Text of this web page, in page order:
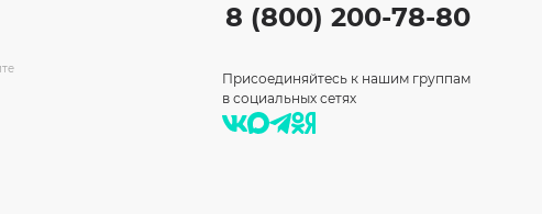
8 (800) 200-78-80
Присоединяйтесь к нашим группам
в социальных сетях